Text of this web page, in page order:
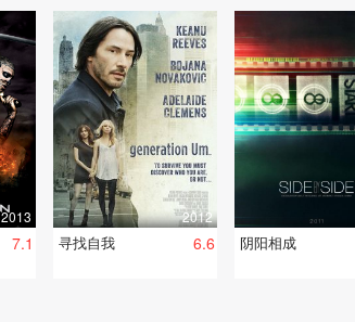
2013
7.1
2012
寻找自我 6.6 阴阳相成